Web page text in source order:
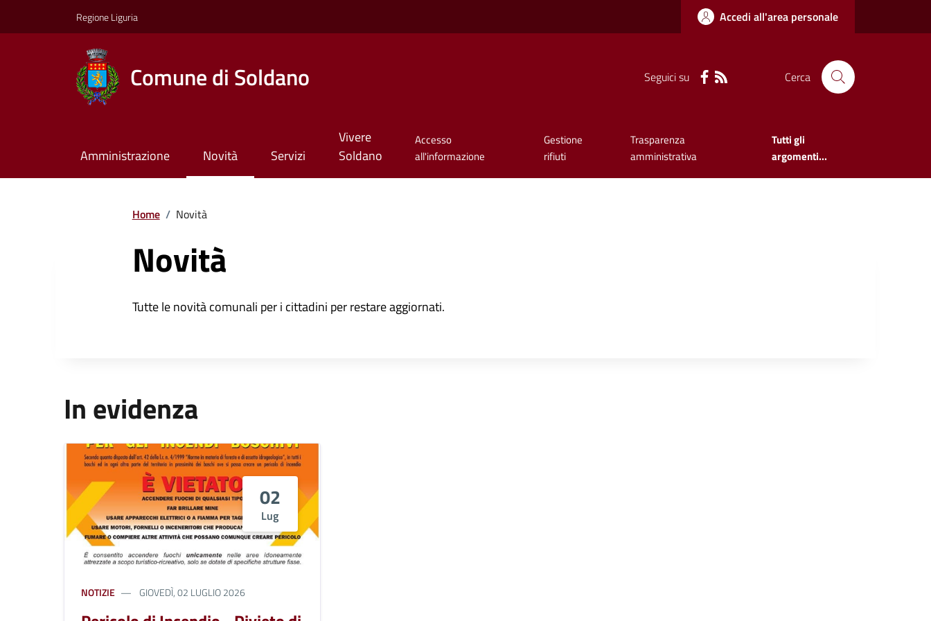
Regione Liguria Accedi all'area personale
Comune di Soldano Seguici su Cerca
Amministrazione Novità Servizi
Vivere
Soldano
Accesso
all'informazione
Gestione
rifiuti
Trasparenza
amministrativa
Tutti gli
argomenti...
Home / Novità
Novità
Tutte le novità comunali per i cittadini per restare aggiornati.
In evidenza
02
Lug
NOTIZIE GIOVEDÌ, 02 LUGLIO 2026